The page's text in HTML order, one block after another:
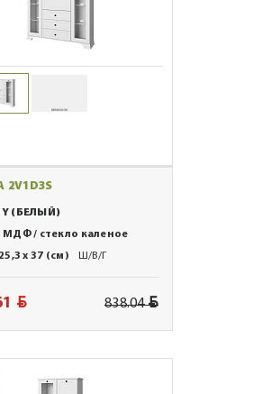
2V1D3S
(БЕЛЫЙ)
/ стекло каленое
x 37 (см)
Ш/В/Г
BYN 838.04BYN